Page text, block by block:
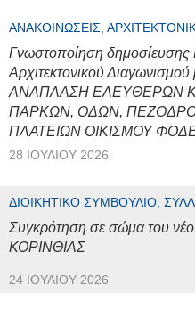
ΑΝΑΚΟΙΝΏΣΕΙΣ,
Γνωστοποίηση δημοσίευσης
Αρχιτεκτονικού
ΑΝΑΠΛΑΣΗ ΕΛΕΥΘΕΡΩΝ
ΠΑΡΚΩΝ, ΟΔΩΝ,
ΠΛΑΤΕΙΩΝ ΟΙΚΙΣΜΟΥ
28 ΙΟΥΛΊΟΥ 2026
ΔΙΟΙΚΗΤΙΚΌ ΣΥΜΒΟΎΛΙΟ,
Συγκρότηση σε σώμα του
ΚΟΡΙΝΘΙΑΣ
24 ΙΟΥΛΊΟΥ 2026